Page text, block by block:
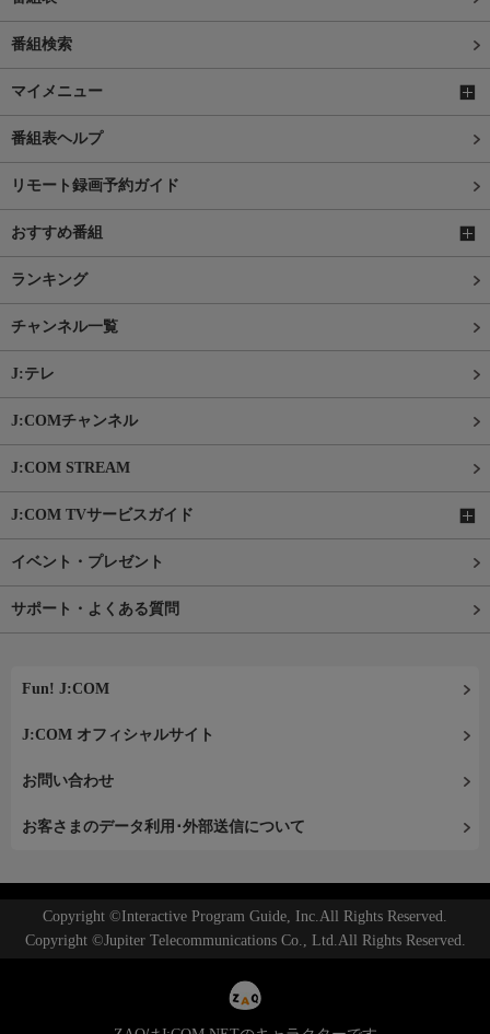
番組検索
マイメニュー
番組表ヘルプ
リモート録画予約ガイド
おすすめ番組
ランキング
チャンネル一覧
J:テレ
J:COMチャンネル
J:COM STREAM
J:COM TVサービスガイド
イベント・プレゼント
サポート・よくある質問
Fun! J:COM
J:COM オフィシャルサイト
お問い合わせ
お客さまのデータ利用･外部送信について
Copyright ©Interactive Program Guide, Inc.All Rights Reserved.
Copyright ©Jupiter Telecommunications Co., Ltd.All Rights Reserved.